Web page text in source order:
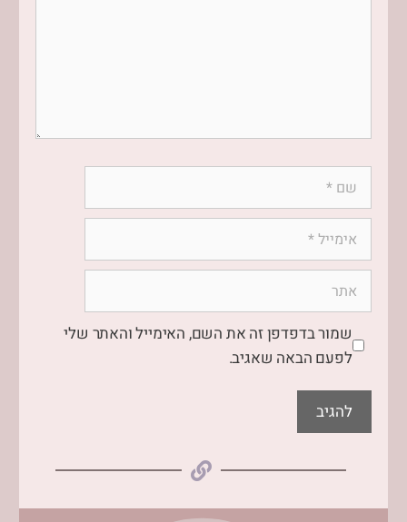
שמור בדפדפן זה את השם, האימייל והאתר שלי
לפעם הבאה שאגיב.